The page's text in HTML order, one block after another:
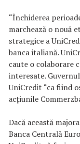
“Închiderea
marchează o nouă
strategice a
banca italiană.
caute o colaborare
interesate.
UniCredit “ca fiind
acţiunile
Dacă această
Banca Centrală